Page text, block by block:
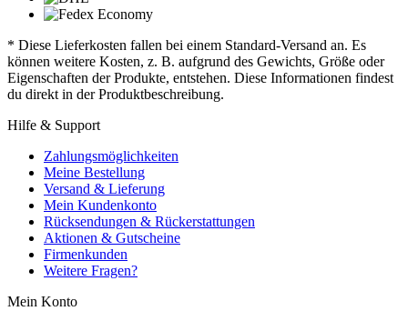
* Diese Lieferkosten fallen bei einem Standard-Versand an. Es
können weitere Kosten, z. B. aufgrund des Gewichts, Größe oder
Eigenschaften der Produkte, entstehen. Diese Informationen findest
du direkt in der Produktbeschreibung.
Hilfe & Support
Zahlungsmöglichkeiten
Meine Bestellung
Versand & Lieferung
Mein Kundenkonto
Rücksendungen & Rückerstattungen
Aktionen & Gutscheine
Firmenkunden
Weitere Fragen?
Mein Konto